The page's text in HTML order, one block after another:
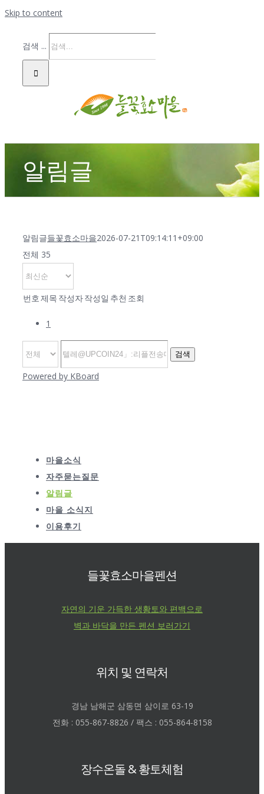
Skip to content
검색 ...
알림글
알림글들꽃효소마을2026-07-21T09:14:11+09:00
전체 35
번호제목 작성자작성일 추천 조회
1
검색
Powered by KBoard
마을소식
자주묻는질문
알림글
마을 소식지
이용후기
들꽃효소마을펜션
자연의 기운 가득한 생황토와 편백으로
벽과 바닥을 만든 펜션 보러가기
위치 및 연락처
경남 남해군 삼동면 삼이로 63-19
전화 : 055-867-8826 / 팩스 : 055-864-8158
장수온돌 & 황토체험